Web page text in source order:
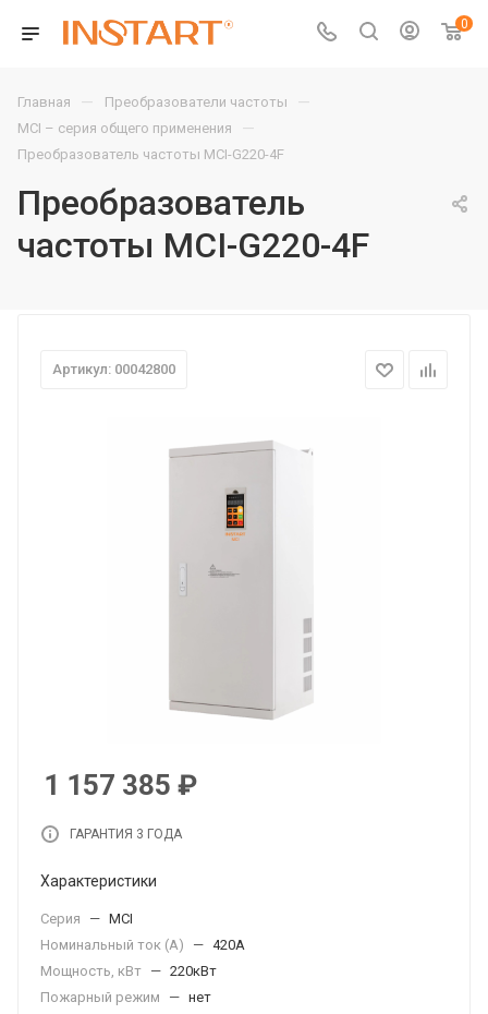
0
Главная — Преобразователи частоты —
MCI – серия общего применения —
Преобразователь частоты MCI-G220-4F
Преобразователь
частоты MCI-G220-4F
Артикул: 00042800
1 157 385 ₽
ГАРАНТИЯ 3 ГОДА
Характеристики
Серия — MCI
Номинальный ток (А)
— 420А
Мощность, кВт — 220кВт
Пожарный режим
— нет